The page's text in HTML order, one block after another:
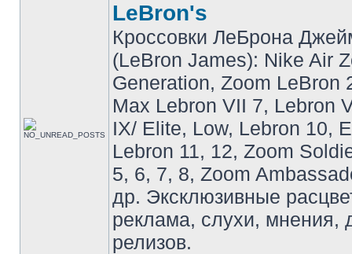
LeBron's
Кроссовки ЛеБрона
(LeBron James): Nike Air
Generation, Zoom LeBron
Max Lebron VII 7, Lebron
IX/ Elite, Low, Lebron 10,
Lebron 11, 12, Zoom
5, 6, 7, 8, Zoom
др. Эксклюзивные
реклама, слухи, мнения,
релизов.